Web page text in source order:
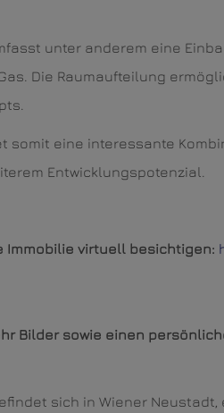
unter anderem eine
Die Raumaufteilung
somit eine interessante
Entwicklungspotenzial.
Immobilie virtuell besichtigen:
Bilder sowie einen
sich in Wiener